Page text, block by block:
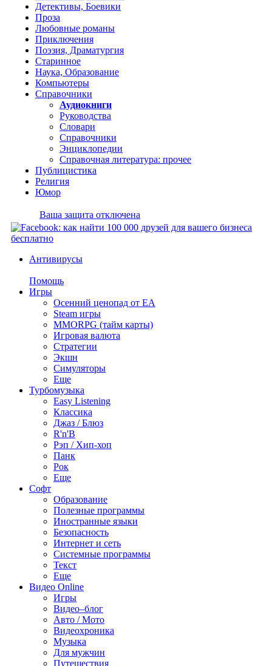
Детективы, Боевики
Проза
Любовные романы
Приключения
Поэзия, Драматургия
Старинное
Наука, Образование
Компьютеры
Справочники
Аудиокниги
Руководства
Словари
Справочники
Энциклопедии
Справочная литература: прочее
Публицистика
Религия
Юмор
Ваша защита отключена
Антивирусы
Помощь
Игры
Осенний ценопад от EA
Steam игры
MMORPG (тайм карты)
Игровая валюта
Стратегии
Экшн
Симуляторы
Еще
Турбомузыка
Easy Listening
Классика
Джаз / Блюз
R'n'B
Рэп / Хип-хоп
Панк
Рок
Еще
Софт
Образование
Полезные программы
Иностранные языки
Безопасность
Интернет и сеть
Системные программы
Текст
Еще
Видео Online
Игры
Видео–блог
Авто / Мото
Видеохроника
Музыка
Для мужчин
Путешествия